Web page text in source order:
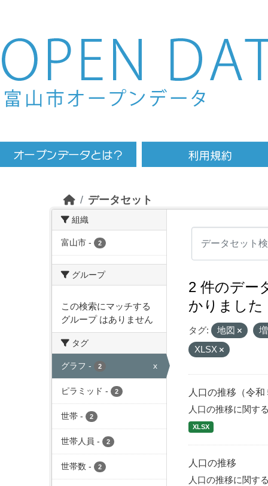
Skip to main content
データセット
組織
富山市 - 2
グループ
この検索にマッチする
グループ はありません
タグ
グラフ - 2 x
ピラミッド - 2
世帯 - 2
世帯人員 - 2
世帯数 - 2
2 件のデー
かりました
タグ: 地図
XLSX
人口の推移（令和
人口の推移に関す
XLSX
人口の推移
人口の推移に関す